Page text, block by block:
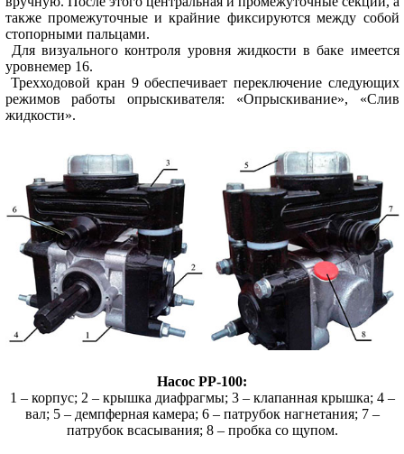
также промежуточные и крайние фиксируются между собой
стопорными пальцами.
Для визуального контроля уровня жидкости в баке имеется
уровнемер 16.
Трехходовой кран 9 обеспечивает переключение следующих
режимов работы опрыскивателя: «Опрыскивание», «Слив
жидкости».
Насос РР-100:
1 – корпус; 2 – крышка диафрагмы; 3 – клапанная крышка; 4 –
вал; 5 – демпферная камера; 6 – патрубок нагнетания; 7 –
патрубок всасывания; 8 – пробка со щупом.